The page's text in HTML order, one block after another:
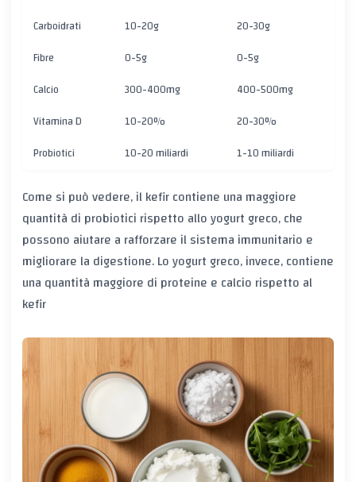
Carboidrati
10-20g
20-30g
Fibre
0-5g
0-5g
Calcio
300-400mg
400-500mg
Vitamina D
10-20%
20-30%
Probiotici
10-20 miliardi 1-10 miliardi
Come si può vedere, il kefir contiene una maggiore
quantità di probiotici rispetto allo yogurt greco, che
possono aiutare a rafforzare il sistema immunitario e
migliorare la digestione. Lo yogurt greco, invece, contiene
una quantità maggiore di proteine e calcio rispetto al
kefir